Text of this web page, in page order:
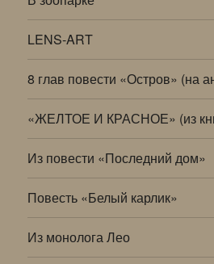
LENS-ART
8 глав повести «Остров» (на
«ЖЕЛТОЕ И КРАСНОЕ» (из
Из повести «Последний дом»
Повесть «Белый карлик»
Из монолога Лео